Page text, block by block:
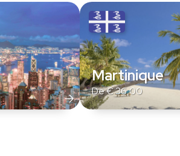
Martinique
De€36,00